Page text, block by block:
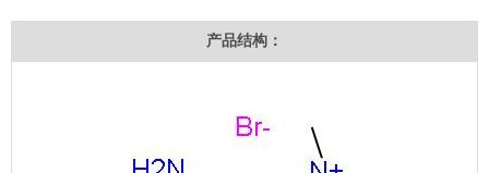
产品结构：